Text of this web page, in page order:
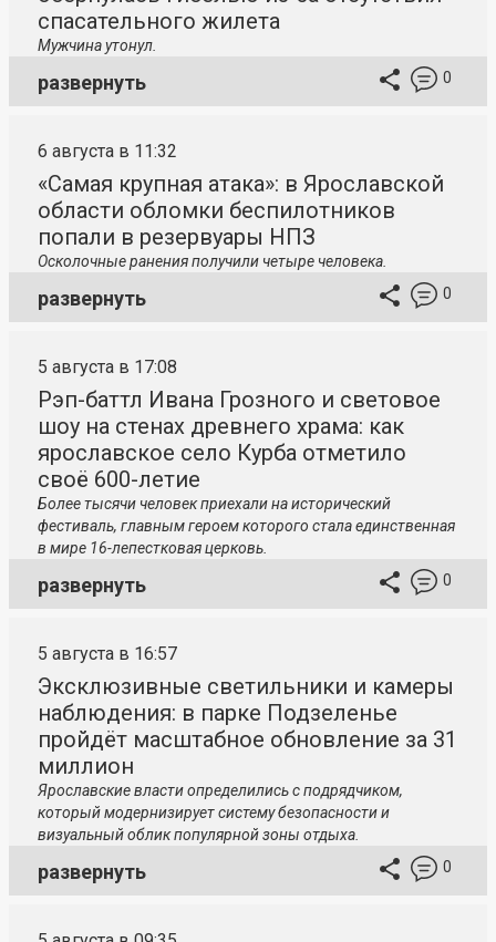
спасательного жилета
Мужчина утонул.
развернуть 0
6 августа в 11:32
«Самая крупная атака»: в Ярославской
области обломки беспилотников
попали в резервуары НПЗ
Осколочные ранения получили четыре человека.
развернуть 0
5 августа в 17:08
Рэп-баттл Ивана Грозного и световое
шоу на стенах древнего храма: как
ярославское село Курба отметило
своё 600-летие
Более тысячи человек приехали на исторический
фестиваль, главным героем которого стала единственная
в мире 16-лепестковая церковь.
развернуть 0
5 августа в 16:57
Эксклюзивные светильники и камеры
наблюдения: в парке Подзеленье
пройдёт масштабное обновление за 31
миллион
Ярославские власти определились с подрядчиком,
который модернизирует систему безопасности и
визуальный облик популярной зоны отдыха.
развернуть 0